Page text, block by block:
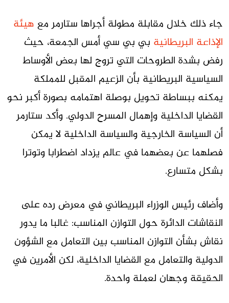
جاء ذلك خلال مقابلة مطولة أجراها ستارمر مع هيئة
الإذاعة البريطانية بي بي سي أمس الجمعة، حيث
رفض بشدة الطروحات التي تروج لها بعض الأوساط
السياسية البريطانية بأن الزعيم المقبل للمملكة
يمكنه ببساطة تحويل بوصلة اهتمامه بصورة أكبر نحو
القضايا الداخلية وإهمال المسرح الدولي. وأكد ستارمر
أن السياسة الخارجية والسياسة الداخلية لا يمكن
فصلهما عن بعضهما في عالم يزداد اضطرابا وتوترا
بشكل متسارع.
وأضاف رئيس الوزراء البريطاني في معرض رده على
النقاشات الدائرة حول التوازن المناسب: غالبا ما يدور
نقاش بشأن التوازن المناسب بين التعامل مع الشؤون
الدولية والتعامل مع القضايا الداخلية، لكن الأمرين في
الحقيقة وجهان لعملة واحدة.